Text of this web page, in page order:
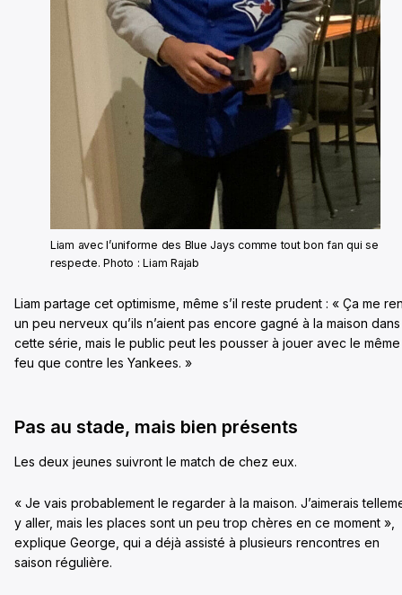
Liam avec l’uniforme des Blue Jays comme tout bon fan qui se
respecte. Photo : Liam Rajab
Liam partage cet optimisme, même s’il reste prudent : « Ça me
un peu nerveux qu’ils n’aient pas encore gagné à la maison dans
cette série, mais le public peut les pousser à jouer avec le même
feu que contre les Yankees. »
Pas au stade, mais bien présents
Les deux jeunes suivront le match de chez eux.
« Je vais probablement le regarder à la maison. J’aimerais
y aller, mais les places sont un peu trop chères en ce moment »,
explique George, qui a déjà assisté à plusieurs rencontres en
saison régulière.